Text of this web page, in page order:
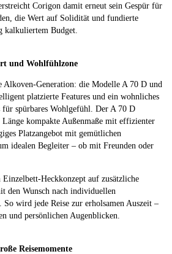
Corigon damit erneut sein Gespür für
die Wert auf Solidität und fundierte
kalkuliertem Budget.
und Wohlfühlzone
Alkoven-Generation: die Modelle A 70 D und
platzierte Features und ein wohnliches
für spürbares Wohlgefühl. Der A 70 D
kompakte Außenmaße mit effizienter
Platzangebot mit gemütlichen
idealen Begleiter – ob mit Freunden oder
Heckkonzept auf zusätzliche
den Wunsch nach individuellen
wird jede Reise zur erholsamen Auszeit –
und persönlichen Augenblicken.
Reisemomente